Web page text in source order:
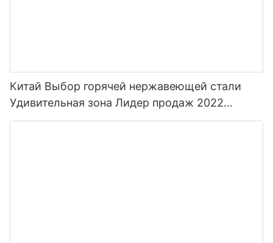
Китай Выбор горячей нержавеющей стали
Удивительная зона Лидер продаж 2022
Бутылки для воды для спорта с соломой и